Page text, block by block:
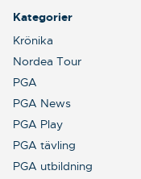
Kategorier
Krönika
Nordea Tour
PGA
PGA News
PGA Play
PGA tävling
PGA utbildning